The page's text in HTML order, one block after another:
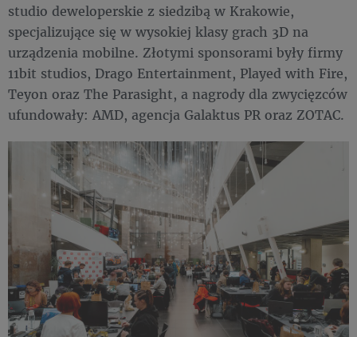
studio deweloperskie z siedzibą w Krakowie,
specjalizujące się w wysokiej klasy grach 3D na
urządzenia mobilne. Złotymi sponsorami były firmy
11bit studios, Drago Entertainment, Played with Fire,
Teyon oraz The Parasight, a nagrody dla zwycięzców
ufundowały: AMD, agencja Galaktus PR oraz ZOTAC.